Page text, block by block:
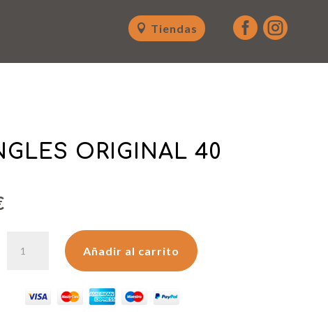
Tiendas  
ORIGINAL 40
ORIGINAL
Añadir al carrito